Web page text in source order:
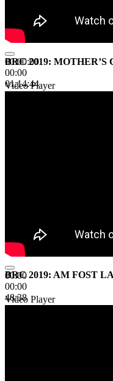
00:00:00
00:00
01:14:44
BRC 2019: MOTHER’S
Video Player
00:00
00:00
48:38
BRC 2019: AM FOST
Video Player